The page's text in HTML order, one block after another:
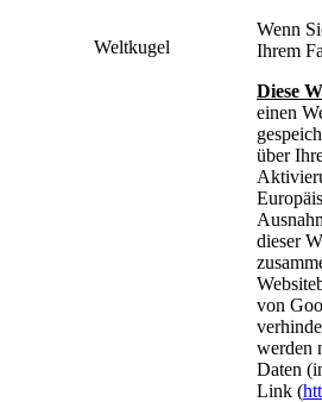
Weltkugel
Wenn
Ihrem
Diese
einen
über
dieser
von
werden
Daten
Link (